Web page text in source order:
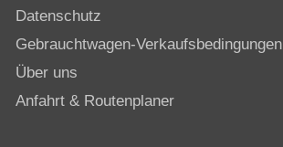
Datenschutz
Gebrauchtwagen-Verkaufsbedingungen
Über uns
Anfahrt & Routenplaner